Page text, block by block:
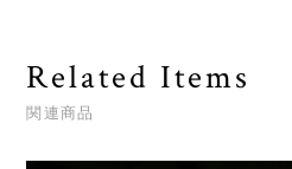
Related Items
関連商品